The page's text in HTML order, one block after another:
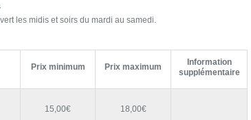
les midis et soirs du mardi au samedi.
Prix minimum Prix maximum
Information
supplémentaire
15,00€ 18,00€